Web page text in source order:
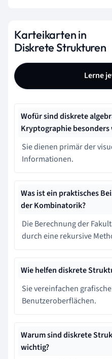
Karteikarten in
Diskrete Strukturen
Lerne
Wofür sind diskrete
Kryptographie besonders
Sie dienen primär der
Informationen.
Was ist ein praktisches
der Kombinatorik?
Die Berechnung der
durch eine rekursive
Wie helfen diskrete
Sie vereinfachen
Benutzeroberflächen.
Warum sind diskrete
wichtig?